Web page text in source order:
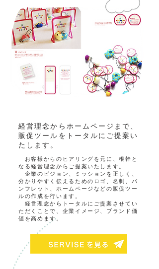
経営理念からホームページまで、
販促ツールをトータルにご提案い
たします。
お客様からのヒアリングを元に、根幹と
なる経営理念からご提案いたします。
企業のビジョン、ミッションを正しく、
分かりやすく伝えるためのロゴ、名刺、パ
ンフレット、ホームページなどの販促ツー
ルの作成を行います。
経営理念からトータルにご提案させてい
ただくことで、企業イメージ、ブランド価
値を高めます。